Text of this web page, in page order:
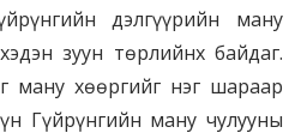
дэлгүүрийн ману
зуун төрлийнх байдаг.
ману хөөргийг нэг шараар
Гүйрүнгийн ману чулууны